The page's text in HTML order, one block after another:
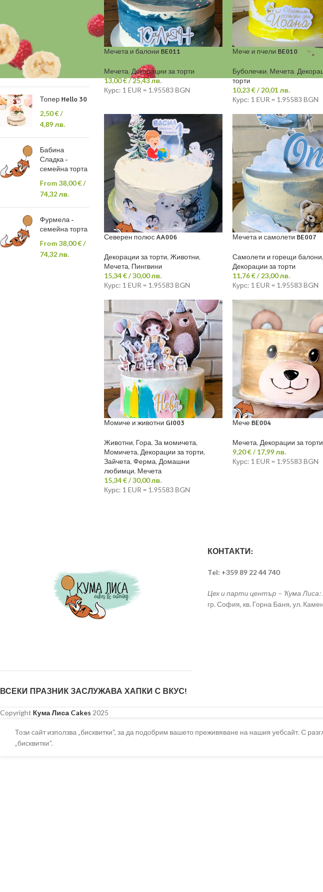
момче SE016
20,00 €
39,12 лв.
Топер Hello 30
2,50€/
4,89 лв.
Бабина
Сладка -
семейна торта
From38,00€/
74,32 лв.
Фурмела -
семейна торта
From38,00€/
74,32 лв.
Мечета и балони BE011
Мечета, Декорации за торти
13,00€/ 25,43 лв.
Курс: 1 EUR = 1.95583 BGN
Мече и пчели BE010
Буболечки, Мечета,
торти
10,23€/ 20,01 лв.
Курс: 1 EUR = 1.95583 BGN
Северен полюс AA006
Декорации за торти, Животни,
Мечета, Пингвини
15,34€/ 30,00 лв.
Курс: 1 EUR = 1.95583 BGN
Мечета и самолети BE007
Самолети и горещи балони,
Декорации за торти
11,76€/ 23,00 лв.
Курс: 1 EUR = 1.95583 BGN
Момиче и животни GI003
Животни, Гора, За момичета,
Момичета, Декорации за торти,
Зайчета, Ферма, Домашни
любимци, Мечета
15,34€/ 30,00 лв.
Курс: 1 EUR = 1.95583 BGN
Мече BE004
Мечета, Декорации за торти
9,20€/ 17,99 лв.
Курс: 1 EUR = 1.95583 BGN
ВСЕКИ ПРАЗНИК ЗАСЛУЖАВА ХАПКИ С ВКУС!
КОНТАКТИ:
Tel: +359 89 22 44 740
Цех и парти център – ‘Кума Лиса:
гр. София, кв. Горна Баня, ул.
Copyright Кума Лиса Cakes 2025
Този сайт използва „бисквитки“, за да подобрим вашето преживяване на нашия уебсайт. С
„бисквитки“.